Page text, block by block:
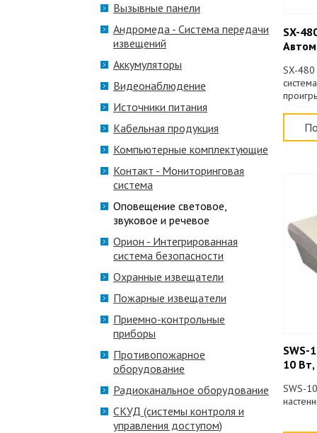
SX-
SX-480
SWS-
10
SWS-
Вызывные панели
Андромеда - Система передачи
извещений
Аккумуляторы
Видеонаблюдение
Источники питания
Кабельная продукция
Компьютерные комплектующие
Контакт - Мониторинговая
система
Оповещение световое,
звуковое и речевое
Орион - Интегрированная
система безопасности
Охранные извещатели
Пожарные извещатели
Приемно-контрольные
приборы
Противопожарное
оборудование
Радиоканальное оборудование
СКУД (системы контроля и
управления доступом)